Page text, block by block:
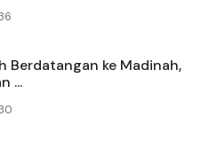
Berdatangan ke Madinah,
...